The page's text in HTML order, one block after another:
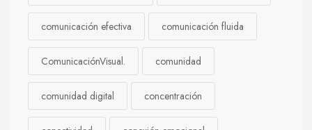
comunicación efectiva comunicación fluida
ComunicaciónVisual. comunidad
comunidad digital concentración